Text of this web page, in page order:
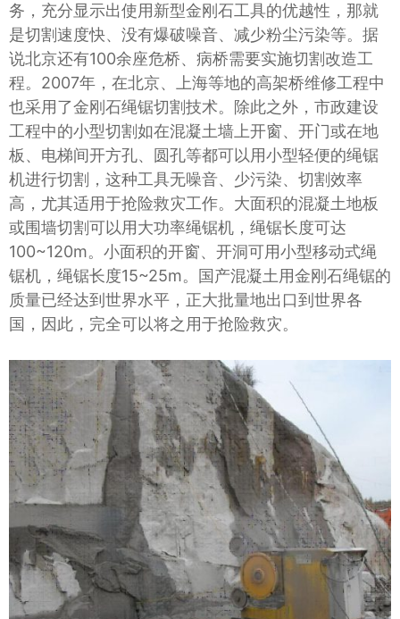
务，充分显示出使用新型金刚石工具的优越性，那就
是切割速度快、没有爆破噪音、减少粉尘污染等。据
说北京还有100余座危桥、病桥需要实施切割改造工
程。2007年，在北京、上海等地的高架桥维修工程中
也采用了金刚石绳锯切割技术。除此之外，市政建设
工程中的小型切割如在混凝土墙上开窗、开门或在地
板、电梯间开方孔、圆孔等都可以用小型轻便的绳锯
机进行切割，这种工具无噪音、少污染、切割效率
高，尤其适用于抢险救灾工作。大面积的混凝土地板
或围墙切割可以用大功率绳锯机，绳锯长度可达
100~120m。小面积的开窗、开洞可用小型移动式绳
锯机，绳锯长度15~25m。国产混凝土用金刚石绳锯的
质量已经达到世界水平，正大批量地出口到世界各
国，因此，完全可以将之用于抢险救灾。